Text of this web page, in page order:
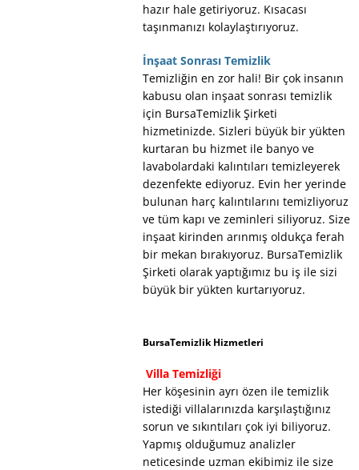
hazır hale getiriyoruz. Kısacası
taşınmanızı kolaylaştırıyoruz.
İnşaat Sonrası Temizlik
Temizliğin en zor hali! Bir çok insanın
kabusu olan inşaat sonrası temizlik
için BursaTemizlik Şirketi
hizmetinizde. Sizleri büyük bir yükten
kurtaran bu hizmet ile banyo ve
lavabolardaki kalıntıları temizleyerek
dezenfekte ediyoruz. Evin her yerinde
bulunan harç kalıntılarını temizliyoruz
ve tüm kapı ve zeminleri siliyoruz. Size
inşaat kirinden arınmış oldukça ferah
bir mekan bırakıyoruz. BursaTemizlik
Şirketi olarak yaptığımız bu iş ile sizi
büyük bir yükten kurtarıyoruz.
BursaTemizlik Hizmetleri
Villa Temizliği
Her köşesinin ayrı özen ile temizlik
istediği villalarınızda karşılaştığınız
sorun ve sıkıntıları çok iyi biliyoruz.
Yapmış olduğumuz analizler
neticesinde uzman ekibimiz ile size